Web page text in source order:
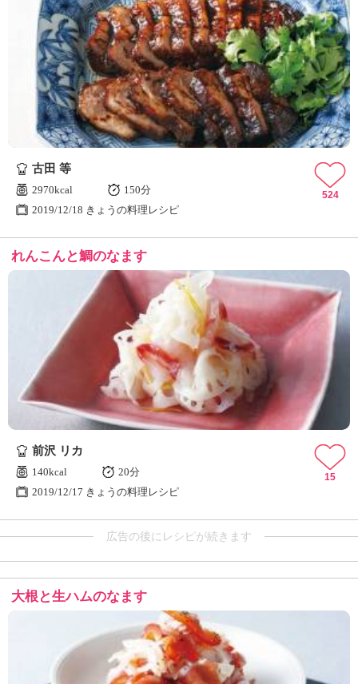
古田 等
2970kcal
150分
2019/12/18 きょうの料理レシピ
524
れんこんと鯛のなます
前沢 リカ
140kcal
20分
2019/12/17 きょうの料理レシピ
15
広告の後にレシピが続きます
大根と生ハムのなます